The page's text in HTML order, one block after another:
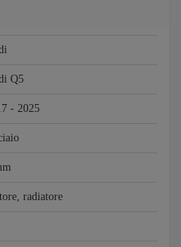
Q5
- 2025
radiatore